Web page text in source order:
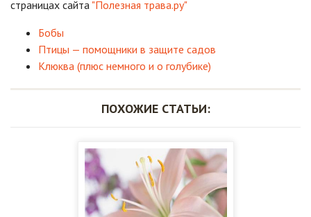
страницах сайта "Полезная трава.ру"
Бобы
Птицы — помощники в защите садов
Клюква (плюс немного и о голубике)
ПОХОЖИЕ СТАТЬИ: